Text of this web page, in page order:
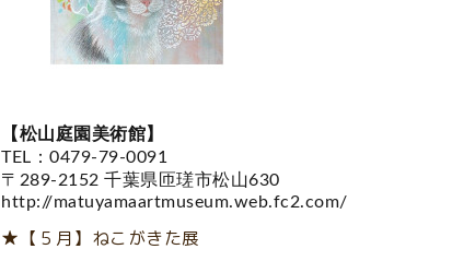
【松山庭園美術館】
TEL：0479-79-0091
〒289-2152 千葉県匝瑳市松山630
http://matuyamaartmuseum.web.fc2.com/
★【５月】ねこがきた展